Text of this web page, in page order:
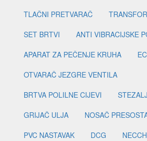
TLAČNI PRETVARAČ
SET BRTVI
ANTI VIBRACIJSKE
APARAT ZA PEČENJE KRUHA
OTVARAČ JEZGRE VENTILA
BRTVA POLILNE CIJEVI
GRIJAČ ULJA
NOSAČ
PVC NASTAVAK
DCG